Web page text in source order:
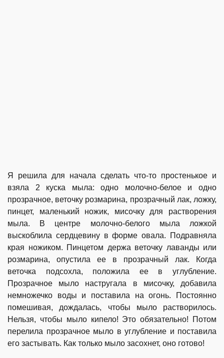
Я решила для начала сделать что-то простенькое и
взяла 2 куска мыла: одно молочно-белое и одно
прозрачное, веточку розмарина, прозрачный лак, ложку,
пинцет, маленький ножик, мисочку для растворения
мыла. В центре молочно-белого мыла ложкой
выскоблила сердцевину в форме овала. Подравняла
края ножиком. Пинцетом держа веточку лаванды или
розмарина, опустила ее в прозрачный лак. Когда
веточка подсохла, положила ее в углубление.
Прозрачное мыло настругала в мисочку, добавила
немножечко воды и поставила на огонь. Постоянно
помешивая, дождалась, чтобы мыло растворилось.
Нельзя, чтобы мыло кипело! Это обязательно! Потом
перелила прозрачное мыло в углубление и поставила
его застывать. Как только мыло засохнет, оно готово!